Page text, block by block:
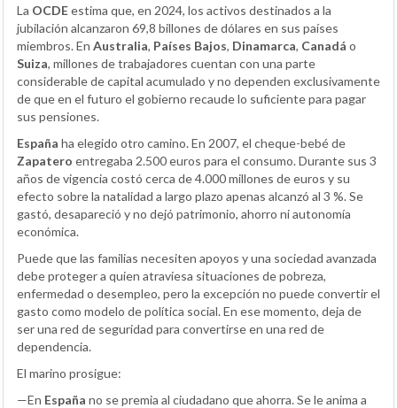
La OCDEestima que, en 2024, los activos destinados a la
jubilación alcanzaron 69,8 billones de dólares en sus países
miembros. En Australia, Países Bajos, Dinamarca, Canadá o
Suiza, millones de trabajadores cuentan con una parte
considerable de capital acumulado y no dependen exclusivamente
de que en el futuro el gobierno recaude lo suficiente para pagar
sus pensiones.
España ha elegido otro camino. En 2007, el cheque-bebé de
Zapatero entregaba 2.500 euros para el consumo. Durante sus 3
años de vigencia costó cerca de 4.000 millones de euros y su
efecto sobre la natalidad a largo plazo apenas alcanzó al 3 %. Se
gastó, desapareció y no dejó patrimonio, ahorro ni autonomía
económica.
Puede que las familias necesiten apoyos y una sociedad avanzada
debe proteger a quien atraviesa situaciones de pobreza,
enfermedad o desempleo, pero la excepción no puede convertir el
gasto como modelo de política social. En ese momento, deja de
ser una red de seguridad para convertirse en una red de
dependencia.
El marino prosigue:
—En España no se premia al ciudadano que ahorra. Se le anima a